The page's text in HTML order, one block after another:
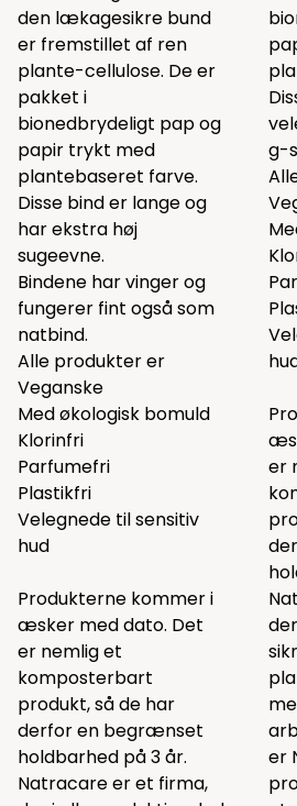
den lækagesikre bund
er fremstillet af ren
plante-cellulose. De er
pakket i
bionedbrydeligt pap og
papir trykt med
plantebaseret farve.
Disse bind er lange og
har ekstra høj
sugeevne.
Bindene har vinger og
fungerer fint også som
natbind.
Alle produkter er
Veganske
Med økologisk bomuld
Klorinfri
Parfumefri
Plastikfri
Velegnede til sensitiv
hud
Produkterne kommer i
æsker med dato. Det
er nemlig et
komposterbart
produkt, så de har
derfor en begrænset
holdbarhed på 3 år.
Natracare er et firma,
g-
er
er